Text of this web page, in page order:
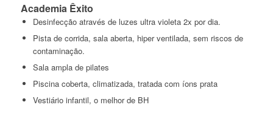
Academia Êxito
Desinfecção através de luzes ultra violeta 2x por dia.
Pista de corrida, sala aberta, hiper ventilada, sem riscos de
contaminação.
Sala ampla de pilates
Piscina coberta, climatizada, tratada com íons prata
Vestiário infantil, o melhor de BH